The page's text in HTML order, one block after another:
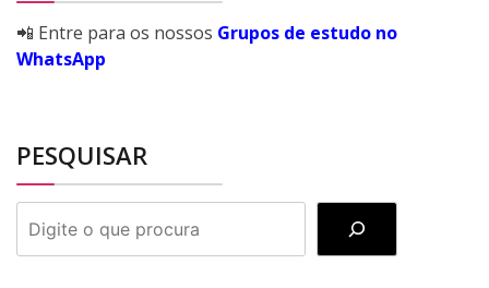
📲 Entre para os nossos Grupos de estudo no
WhatsApp
PESQUISAR
PESQUISAR